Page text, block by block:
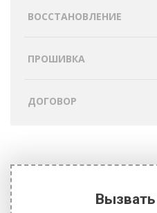
ВОССТАНОВЛЕНИЕ
ПРОШИВКА
ДОГОВОР